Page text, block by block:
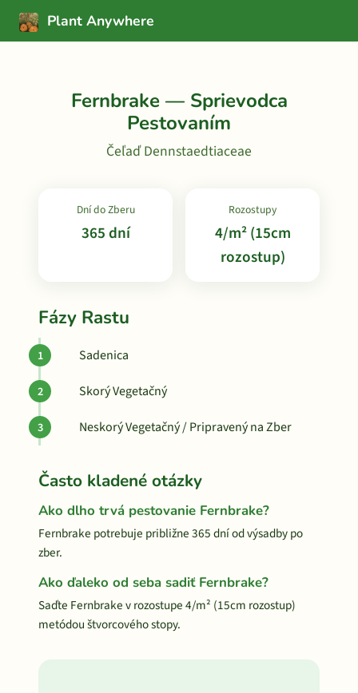
Plant Anywhere
Fernbrake — Sprievodca
Pestovaním
Čeľaď Dennstaedtiaceae
Dní do Zberu
365 dní
Rozostupy
4/m² (15cm
rozostup)
Fázy Rastu
Sadenica
Skorý Vegetačný
Neskorý Vegetačný / Pripravený na Zber
Často kladené otázky
Ako dlho trvá pestovanie Fernbrake?
Fernbrake potrebuje približne 365 dní od výsadby po
zber.
Ako ďaleko od seba sadiť Fernbrake?
Saďte Fernbrake v rozostupe 4/m² (15cm rozostup)
metódou štvorcového stopy.